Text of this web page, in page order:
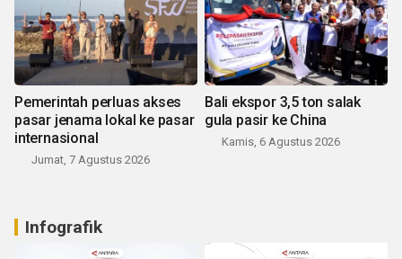
Pemerintah perluas akses
pasar jenama lokal ke pasar
internasional
Jumat, 7 Agustus 2026
Bali ekspor 3,5 ton salak
gula pasir ke China
Kamis, 6 Agustus 2026
Infografik